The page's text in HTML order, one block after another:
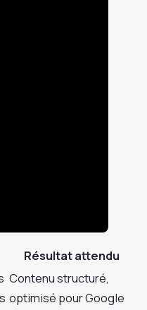
Résultat attendu
Contenu structuré,
optimisé pour Google